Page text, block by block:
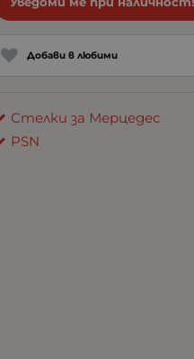
Добави в любими
Стелки за Мерцедес
PSN